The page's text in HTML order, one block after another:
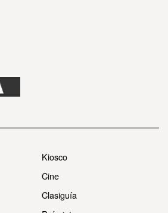
Kiosco
Cine
Clasiguía